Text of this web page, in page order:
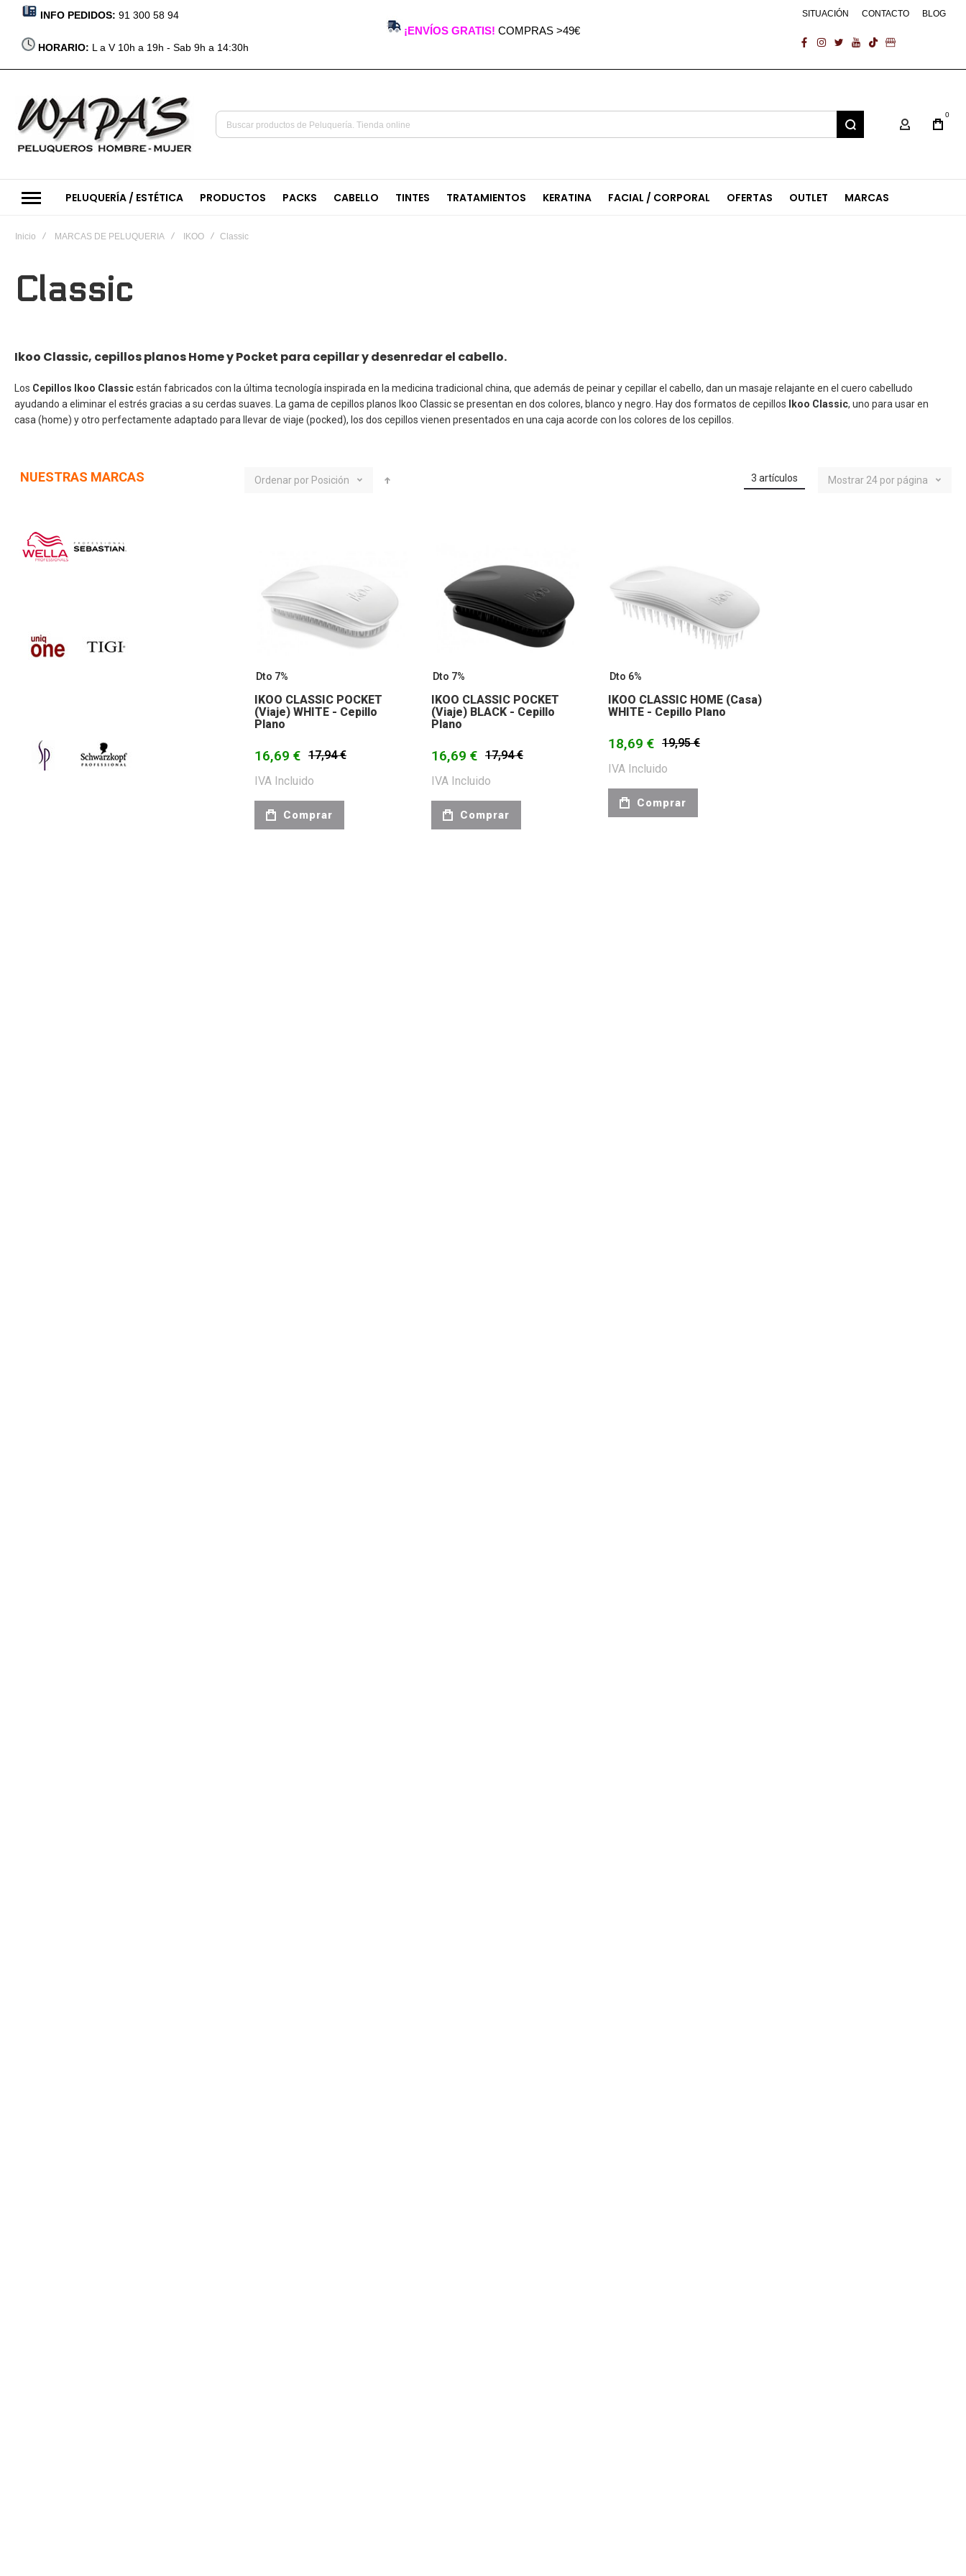
INFO PEDIDOS: 91 300 58 94
HORARIO: L a V 10h a 19h - Sab 9h a 14:30h
¡ENVÍOS GRATIS! COMPRAS >49€
SITUACIÓN CONTACTO BLOG
facebook
instagram
twitteryoutube
tiktokbusiness
Mi Cuenta
0
PELUQUERÍA / ESTÉTICA PRODUCTOS PACKS CABELLO TINTES TRATAMIENTOS KERATINA FACIAL / CORPORAL OFERTAS OUTLET MARCAS
Inicio MARCAS DE PELUQUERIA IKOO Classic
Classic
Ikoo Classic, cepillos planos Home y Pocket para cepillar y desenredar el cabello.
Los Cepillos Ikoo Classicestán fabricados con la última tecnología inspirada en la medicina tradicional china, que además de peinar y cepillar el cabello, dan un masaje relajante en el cuero cabelludo
ayudando a eliminar el estrés gracias a su cerdas suaves. La gama de cepillos planos Ikoo Classicse presentan en dos colores, blanco y negro. Hay dos formatos de cepillos Ikoo Classic, uno para usar en
casa (home) y otro perfectamente adaptado para llevar de viaje (pocked), los dos cepillos vienen presentados en una caja acorde con los colores de los cepillos.
Ordenar por Posición 3 artículos Mostrar 24 por página
Dto 7%
IKOO CLASSIC POCKET
(viaje) WHITE - Cepillo
Plano
16,69 € 17,94 €
IVA Incluido
Comprar
Dto 7%
IKOO CLASSIC POCKET
(viaje) BLACK - Cepillo
Plano
16,69 € 17,94 €
IVA Incluido
Comprar
Dto 6%
IKOO CLASSIC HOME (casa)
WHITE - Cepillo Plano
18,69 € 19,95 €
IVA Incluido
Comprar
NUESTRAS MARCAS